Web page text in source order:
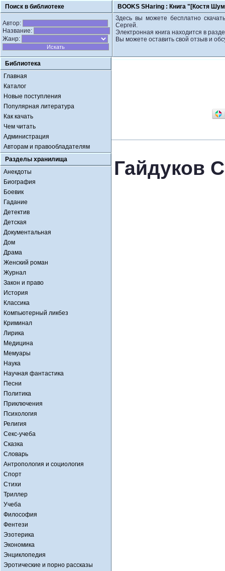
Поиск в библиотеке BOOKS SHaring : Книга "[Костя
Автор:
Название:
Жанр:
Здесь вы можете бесплатно
Сергей.
Электронная книга находится в
Вы можете оставить свой отзыв и
Библиотека
Главная
Каталог
Новые поступления
Популярная литература
Как качать
Чем читать
Администрация
Авторам и правообладателям
Разделы хранилища
Анекдоты
Биография
Боевик
Гадание
Детектив
Детская
Документальная
Дом
Драма
Женский роман
Журнал
Закон и право
История
Классика
Компьютерный ликбез
Криминал
Лирика
Медицина
Мемуары
Наука
Научная фантастика
Песни
Политика
Приключения
Психология
Религия
Секс-учеба
Сказка
Словарь
Антропология и социология
Спорт
Стихи
Триллер
Учеба
Философия
Фентези
Эзотерика
Экономика
Энциклопедия
Эротические и порно рассказы
Гайдуков